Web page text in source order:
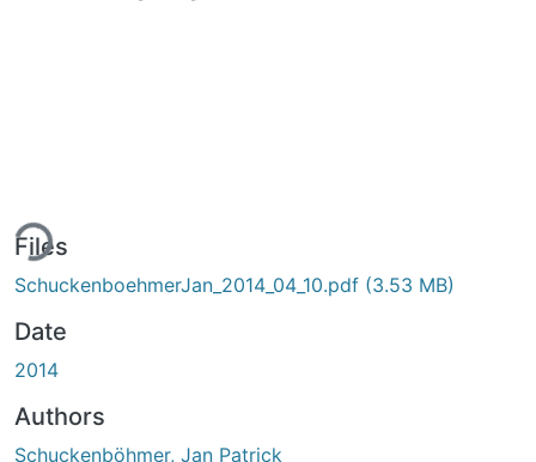
Files
SchuckenboehmerJan_2014_04_10.pdf (3.53 MB)
Date
2014
Authors
Schuckenböhmer, Jan Patrick